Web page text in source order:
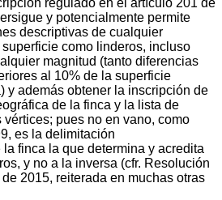
y potencialmente permite
descriptivas de cualquier
como linderos, incluso
magnitud (tanto diferencias
al 10% de la superficie
y además obtener la inscripción de
de la finca y la lista de
pues no en vano, como
es la delimitación
finca la que determina y acredita
y no a la inversa (cfr. Resolución
2015, reiterada en muchas otras